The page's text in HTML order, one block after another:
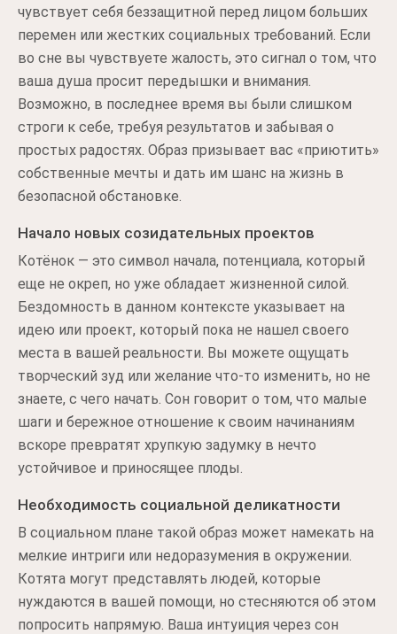
чувствует себя беззащитной перед лицом больших
перемен или жестких социальных требований. Если
во сне вы чувствуете жалость, это сигнал о том, что
ваша душа просит передышки и внимания.
Возможно, в последнее время вы были слишком
строги к себе, требуя результатов и забывая о
простых радостях. Образ призывает вас «приютить»
собственные мечты и дать им шанс на жизнь в
безопасной обстановке.
Начало новых созидательных проектов
Котёнок — это символ начала, потенциала, который
еще не окреп, но уже обладает жизненной силой.
Бездомность в данном контексте указывает на
идею или проект, который пока не нашел своего
места в вашей реальности. Вы можете ощущать
творческий зуд или желание что-то изменить, но не
знаете, с чего начать. Сон говорит о том, что малые
шаги и бережное отношение к своим начинаниям
вскоре превратят хрупкую задумку в нечто
устойчивое и приносящее плоды.
Необходимость социальной деликатности
В социальном плане такой образ может намекать на
мелкие интриги или недоразумения в окружении.
Котята могут представлять людей, которые
нуждаются в вашей помощи, но стесняются об этом
попросить напрямую. Ваша интуиция через сон